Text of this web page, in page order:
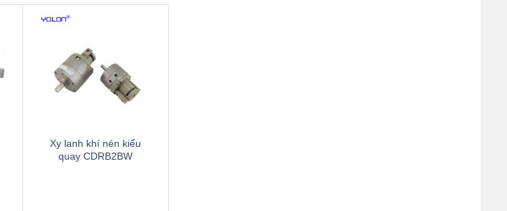
to
wishlist
Xy lanh khí nén kiểu
quay CDRB2BW